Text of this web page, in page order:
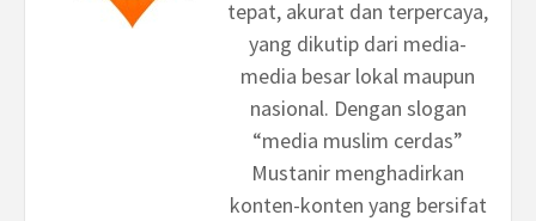
tepat, akurat dan terpercaya,
yang dikutip dari media-
media besar lokal maupun
nasional. Dengan slogan
“media muslim cerdas”
Mustanir menghadirkan
konten-konten yang bersifat